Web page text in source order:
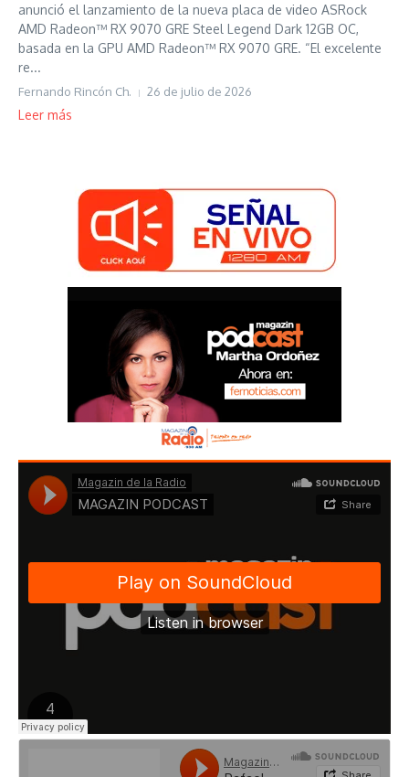
anunció el lanzamiento de la nueva placa de video ASRock
AMD Radeon™ RX 9070 GRE Steel Legend Dark 12GB OC,
basada en la GPU AMD Radeon™ RX 9070 GRE. “El excelente
re...
Fernando Rincón Ch. 26 de julio de 2026
Leer más